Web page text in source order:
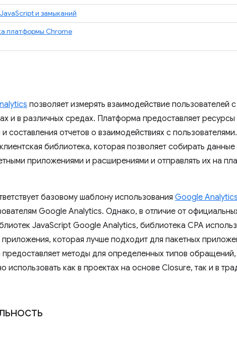
и замыканий
платформы Chrome
позволяет измерять взаимодействие пользователей
и в различных средах. Платформа предоставляет
составления отчетов о взаимодействиях с пользователями.
библиотека, которая позволяет собирать
приложениями и расширениями и отправлять их на
базовому шаблону использования Google Analytics
Google Analytics. Однако, в отличие от
JavaScript Google Analytics, библиотека CPA
которая лучше подходит для пакетных
методы для определенных типов обращений,
использовать как в проектах на основе Closure, так и в